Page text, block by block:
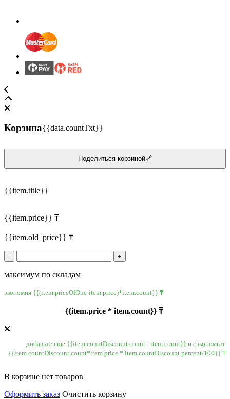
Корзина{{data.countTxt}}
Поделиться корзиной🔗
{{item.title}}
{{item.price}} ₸
{{item.old_price}} ₸
- +
максимум по складам
экономия {{(item.priceOfOne-item.price)*item.count}} ₸
{{item.price * item.count}} ₸
добавьте еще {{item.countDiscount.count - item.count}} и сэкономьте
{{item.countDiscount.count*item.price * item.countDiscount.percent/100}} ₸
В корзине нет товаров
Оформить заказ Очистить корзину